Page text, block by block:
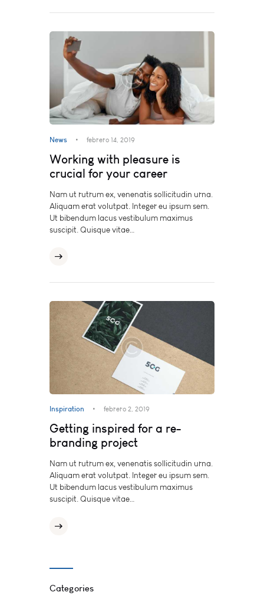
News febrero 14, 2019
Working with pleasure is
crucial for your career
Nam ut rutrum ex, venenatis sollicitudin urna.
Aliquam erat volutpat. Integer eu ipsum sem.
Ut bibendum lacus vestibulum maximus
suscipit. Quisque vitae…
Inspiration febrero 2, 2019
Getting inspired for a re-
branding project
Nam ut rutrum ex, venenatis sollicitudin urna.
Aliquam erat volutpat. Integer eu ipsum sem.
Ut bibendum lacus vestibulum maximus
suscipit. Quisque vitae…
Categories